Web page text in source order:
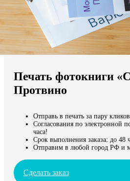
Мы доставляем по всему миру
Продолжить без города
Печать фотокниги
Протвино
Отправь в печать за пару
Согласования по электронной
часа!
Срок выполнения заказа: до 48
Отправим в любой город РФ и
Сделать заказ